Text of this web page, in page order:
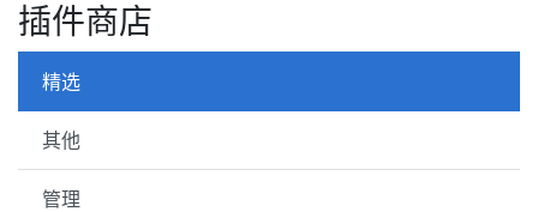
插件商店
精选
其他
管理